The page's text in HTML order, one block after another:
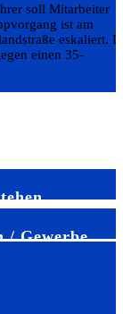
soll Mitarbeiter
ist am
eskaliert.
einen 35-
/ Gewerbe